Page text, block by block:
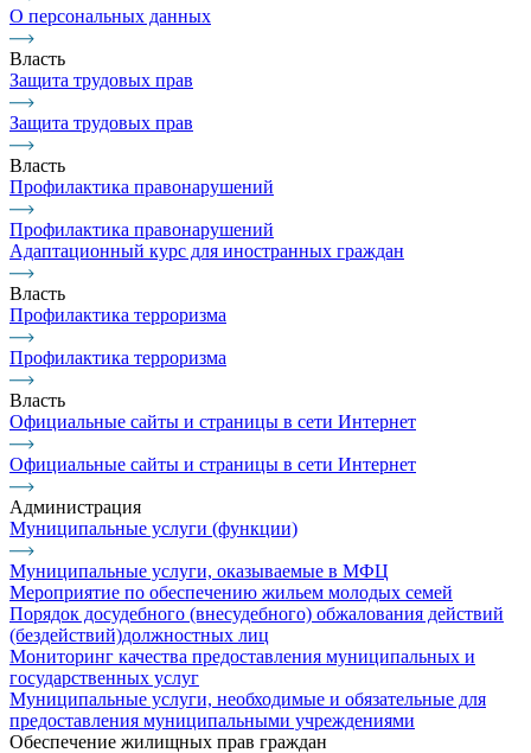
О персональных данных
Власть
Защита трудовых прав
Защита трудовых прав
Власть
Профилактика правонарушений
Профилактика правонарушений
Адаптационный курс для иностранных граждан
Власть
Профилактика терроризма
Профилактика терроризма
Власть
Официальные сайты и страницы в сети Интернет
Официальные сайты и страницы в сети Интернет
Администрация
Муниципальные услуги (функции)
Муниципальные услуги, оказываемые в МФЦ
Мероприятие по обеспечению жильем молодых семей
Порядок досудебного (внесудебного) обжалования действий
(бездействий)должностных лиц
Мониторинг качества предоставления муниципальных и
государственных услуг
Муниципальные услуги, необходимые и обязательные для
предоставления муниципальными учреждениями
Обеспечение жилищных прав граждан